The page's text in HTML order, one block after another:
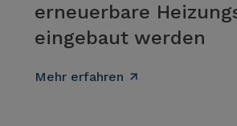
erneuerbare
eingebaut werden
Mehr erfahren